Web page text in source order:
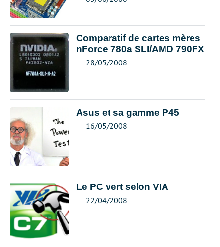
Comparatif de cartes mères
nForce 780a SLI/AMD 790FX
28/05/2008
Asus et sa gamme P45
16/05/2008
Le PC vert selon VIA
22/04/2008